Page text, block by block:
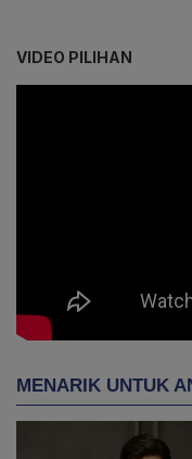
VIDEO PILIHAN